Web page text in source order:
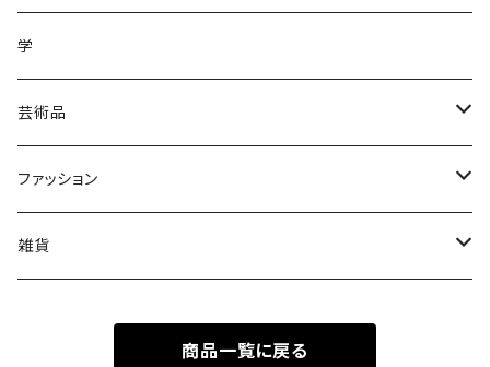
加工品
ジュース
ジュース
野菜
果物
野菜
ヘアケア
化粧品
学
芸術品
皿
木
ファッション
Tシャツ
雑貨
商品一覧に戻る